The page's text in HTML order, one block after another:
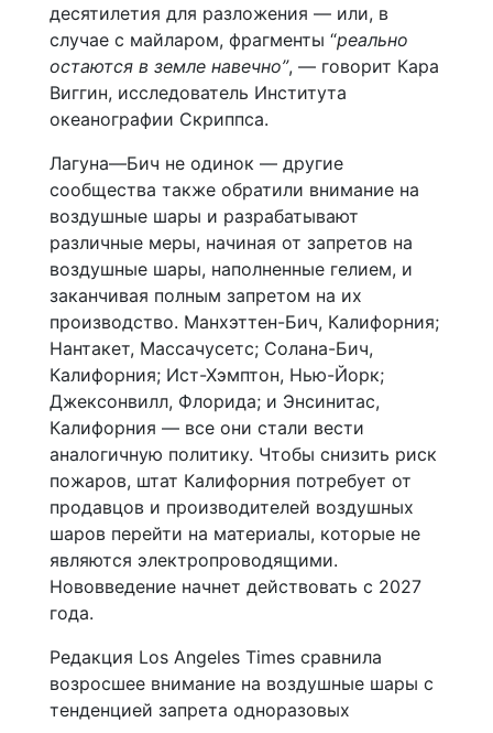
десятилетия для разложения — или, в
случае с майларом, фрагменты “реально
остаются в земле навечно”, — говорит Кара
Виггин, исследователь Института
океанографии Скриппса.
Лагуна—Бич не одинок — другие
сообщества также обратили внимание на
воздушные шары и разрабатывают
различные меры, начиная от запретов на
воздушные шары, наполненные гелием, и
заканчивая полным запретом на их
производство. Манхэттен-Бич, Калифорния;
Нантакет, Массачусетс; Солана-Бич,
Калифорния; Ист-Хэмптон, Нью-Йорк;
Джексонвилл, Флорида; и Энсинитас,
Калифорния — все они стали вести
аналогичную политику. Чтобы снизить риск
пожаров, штат Калифорния потребует от
продавцов и производителей воздушных
шаров перейти на материалы, которые не
являются электропроводящими.
Нововведение начнет действовать с 2027
года.
Редакция Los Angeles Times сравнила
возросшее внимание на воздушные шары с
тенденцией запрета одноразовых